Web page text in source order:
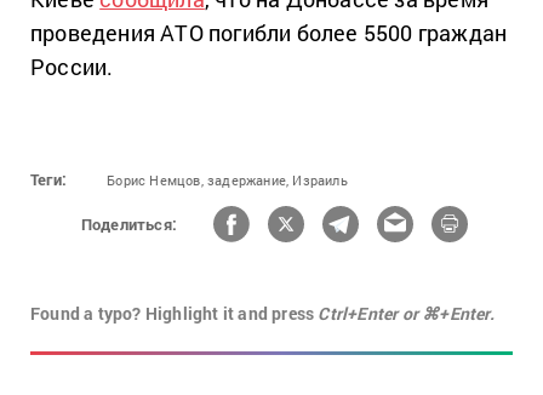
проведения АТО погибли более 5500 граждан
России.
Теги: Борис Немцов, задержание, Израиль
Поделиться:
Found a typo? Highlight it and press Ctrl+Enter or ⌘+Enter.